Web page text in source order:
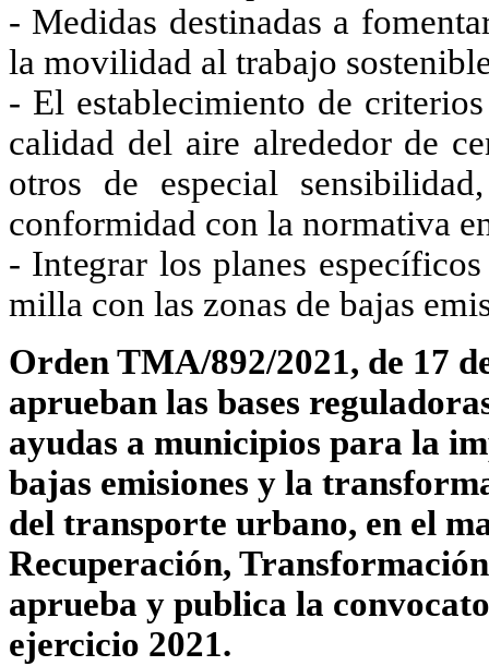
- Medidas destinadas a
la movilidad al trabajo
- El establecimiento de
calidad del aire alrededor de
otros de especial
conformidad con la normativa
- Integrar los planes
milla con las zonas de bajas
Orden TMA/892/2021, de 17
aprueban las bases
ayudas a municipios para la
bajas emisiones y la
del transporte urbano, en el
Recuperación,
aprueba y publica la
ejercicio 2021.